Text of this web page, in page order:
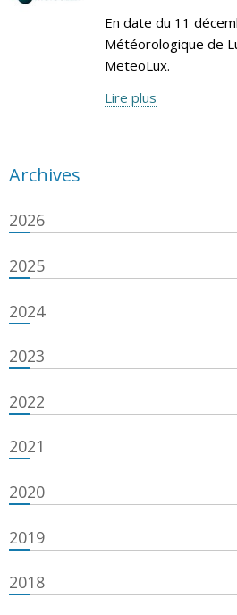
En date du 11
Météorologique de
MeteoLux.
Lire plus
Archives
2026
2025
2024
2023
2022
2021
2020
2019
2018